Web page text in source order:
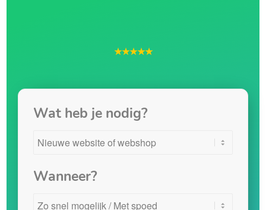
★★★★★
Wat heb je nodig?
Wanneer?